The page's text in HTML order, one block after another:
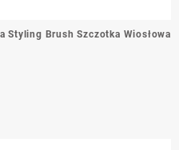
Styling Brush Szczotka Wiosłowa